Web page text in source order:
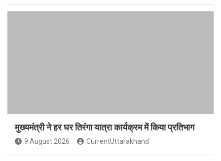
मुख्यमंत्री ने हर घर तिरंगा यात्रा कार्यक्रम में किया प्रतिभाग
9 August 2026 CurrentUttarakhand